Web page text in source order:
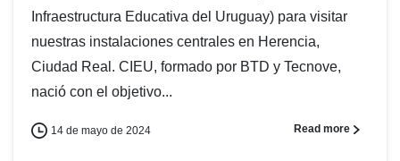
Infraestructura Educativa del Uruguay) para visitar
nuestras instalaciones centrales en Herencia,
Ciudad Real. CIEU, formado por BTD y Tecnove,
nació con el objetivo...
14 de mayo de 2024 Read more